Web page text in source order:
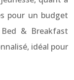
pour un budget
& Breakfast
idéal pour